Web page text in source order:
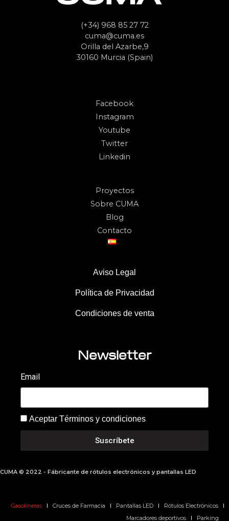
(+34) 968 85 27 72
cuma@cuma.es
Orilla del Azarbe,9
30160 Murcia (Spain)
Facebook
Instagram
Youtube
Twitter
Linkedin
Proyectos
Sobre CUMA
Blog
Contacto
Aviso Legal
Política de Privacidad
Condiciones de venta
Newsletter
Email
Aceptar Términos y condiciones
Suscríbete
CUMA © 2022 - Fábricante de rótulos electrónicos y pantallas LED
Gasolineras Cruces de Farmacia Pantallas LED
Rótulos Electrónicos
Marcadores deportivos
Parking